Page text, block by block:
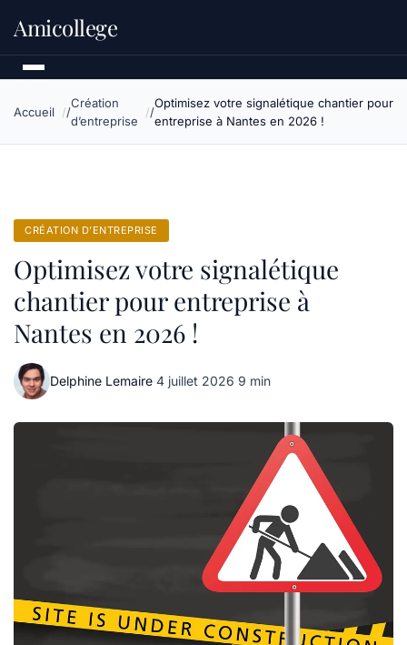
Amicollege
Accueil
Création
d’entreprise
Optimisez votre signalétique chantier pour
entreprise à Nantes en 2026 !
CRÉATION D’ENTREPRISE
Optimisez votre signalétique
chantier pour entreprise à
Nantes en 2026 !
Delphine Lemaire·4 juillet 2026·9 min